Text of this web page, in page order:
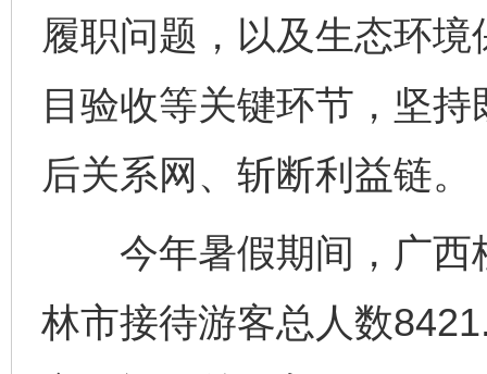
履职问题，以及生态环
目验收等关键环节，坚持
后关系网、斩断利益链。
今年暑假期间，广西
林市接待游客总人数